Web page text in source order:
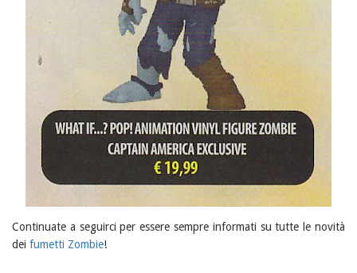
Continuate a seguirci per essere sempre informati su tutte le novità
dei fumetti Zombie!